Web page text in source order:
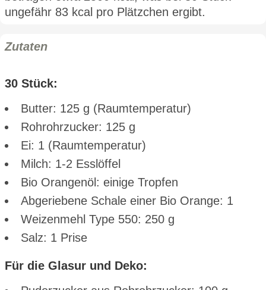
ungefähr 83 kcal pro Plätzchen ergibt.
Zutaten
30 Stück:
Butter: 125 g (Raumtemperatur)
Rohrohrzucker: 125 g
Ei: 1 (Raumtemperatur)
Milch: 1-2 Esslöffel
Bio Orangenöl: einige Tropfen
Abgeriebene Schale einer Bio Orange: 1
Weizenmehl Type 550: 250 g
Salz: 1 Prise
Für die Glasur und Deko: